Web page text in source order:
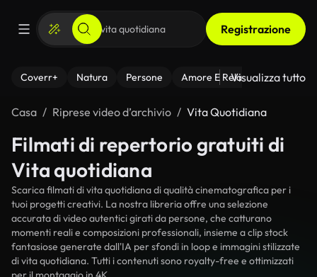
Registrazione
Coverr+ Natura Persone Amore E Relazioni Il
Visualizza tutto
Casa Riprese video d’archivio Vita Quotidiana
Filmati di repertorio gratuiti di
Vita quotidiana
Scarica filmati di vita quotidiana di qualità cinematografica per i
tuoi progetti creativi. La nostra libreria offre una selezione
accurata di video autentici girati da persone, che catturano
momenti reali e composizioni professionali, insieme a clip stock
fantasiose generate dall'IA per sfondi in loop e immagini stilizzate
di vita quotidiana. Tutti i contenuti sono royalty-free e ottimizzati